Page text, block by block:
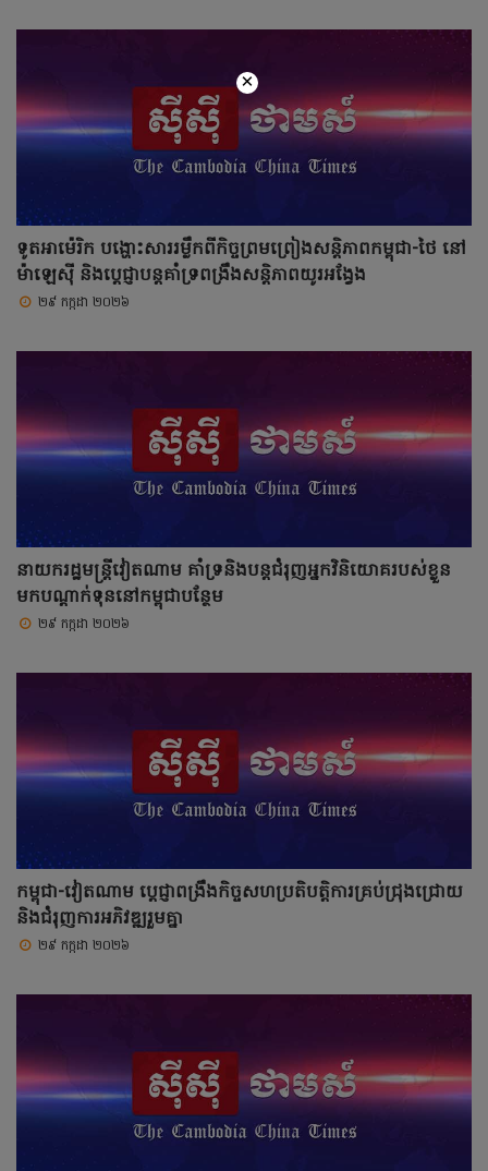
ទូតអាម៉េរិក បង្ហោះសាររម្លឹកពីកិច្ចព្រមព្រៀងសន្តិភាពកម្ពុជា-ថៃ នៅ
ម៉ាឡេស៊ី និងប្តេជ្ញាបន្តគាំទ្រពង្រឹងសន្តិភាពយូរអង្វែង
២៩ កក្កដា ២០២៦
នាយករដ្ឋមន្ត្រីវៀតណាម គាំទ្រនិងបន្តជំរុញអ្នកវិនិយោគរបស់ខ្លួន
មកបណ្តាក់ទុននៅកម្ពុជាបន្ថែម
២៩ កក្កដា ២០២៦
កម្ពុជា-វៀតណាម ប្តេជ្ញាពង្រឹងកិច្ចសហប្រតិបត្តិការគ្រប់ជ្រុងជ្រោយ
និងជំរុញការអភិវឌ្ឍរួមគ្នា
២៩ កក្កដា ២០២៦
×